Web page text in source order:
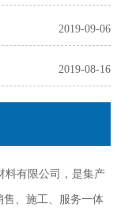
2019-09-06
2019-08-16
有限公司，是集产
售、施工、服务一体